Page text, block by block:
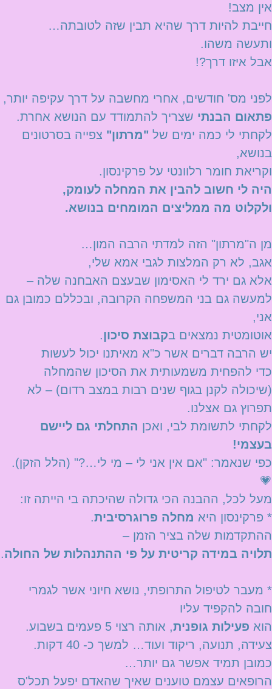
אין מצב!
חייבת להיות דרך שהיא תבין שזה לטובתה…
ותעשה משהו.
אבל איזו דרך?!
לפני מס' חודשים, אחרי מחשבה על דרך עקיפה יותר,
פתאום הבנתי שצריך להתמודד עם הנושא אחרת.
לקחתי לי כמה ימים של "מרתון" צפייה בסרטונים
בנושא,
וקריאת חומר רלוונטי על פרקינסון.
היה לי חשוב להבין את המחלה לעומק,
ולקלוט מה ממליצים המומחים בנושא.
מן ה"מרתון" הזה למדתי הרבה המון…
אגב, לא רק המלצות לגבי אמא שלי,
אלא גם ירד לי האסימון שבעצם האבחנה שלה –
למעשה גם בני המשפחה הקרובה, ובכללם כמובן גם
אני,
אוטומטית נמצאים בקבוצת סיכון.
יש הרבה דברים אשר כ"א מאיתנו יכול לעשות
כדי להפחית משמעותית את הסיכון שהמחלה
(שיכולה לקנן בגוף שנים רבות במצב רדום) – לא
תפרוץ גם אצלנו.
לקחתי לתשומת לבי, ואכן התחלתי גם ליישם
בעצמי!
כפי שנאמר: "אם אין אני לי – מי לי…?" (הלל הזקן).
💗
מעל לכל, ההבנה הכי גדולה שהיכתה בי הייתה זו:
* פרקינסון היא מחלה פרוגרסיבית.
ההתקדמות שלה בציר הזמן –
תלויה במידה קריטית על פי ההתנהלות של החולה.
* מעבר לטיפול התרופתי, נושא חיוני אשר לגמרי
חובה להקפיד עליו
הוא פעילות גופנית, אותה רצוי 5 פעמים בשבוע.
צעידה, תנועה, ריקוד ועוד… למשך כ- 40 דקות.
כמובן תמיד אפשר גם יותר…
הרופאים עצמם טוענים שאיך שהאדם יפעל תכל'ס